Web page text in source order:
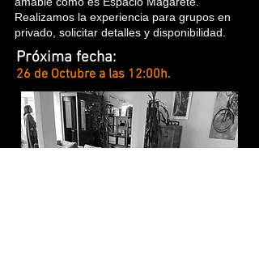
Realizamos la experiencia para grupos en
privado, solicitar detalles y disponibilidad.
Próxima fecha:
26 de Octubre a las 12:00h.